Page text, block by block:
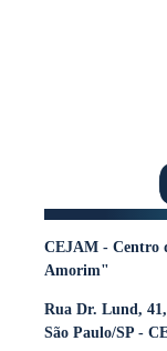
CEJAM - Centro
Amorim"
Rua Dr. Lund,
São Paulo/SP -